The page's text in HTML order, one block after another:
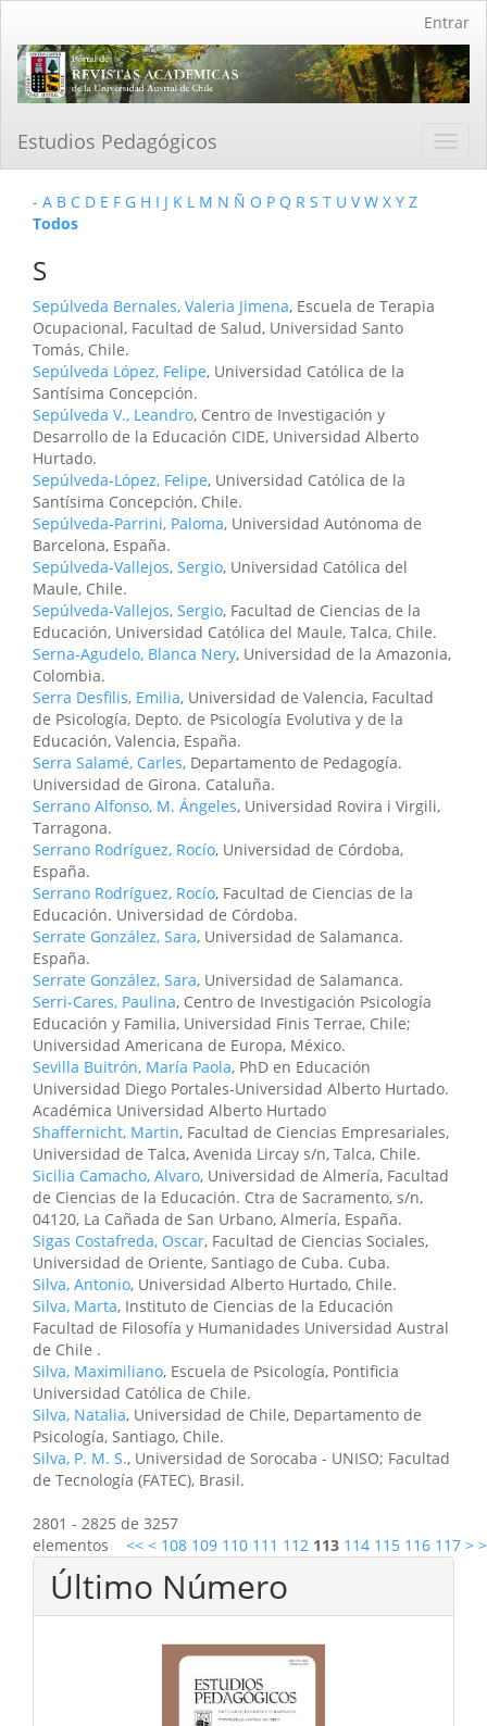
Contenido
principal
Barra
Entrar
Estudios Pedagógicos
- A B C D E F G H I J K L M N Ñ O P Q R S T U V W X Y Z
Todos
S
Sepúlveda Bernales, Valeria Jimena, Escuela de Terapia
Ocupacional, Facultad de Salud, Universidad Santo
Tomás, Chile.
Sepúlveda López, Felipe, Universidad Católica de la
Santísima Concepción.
Sepúlveda V., Leandro, Centro de Investigación y
Desarrollo de la Educación CIDE, Universidad Alberto
Hurtado.
Sepúlveda-López, Felipe, Universidad Católica de la
Santísima Concepción, Chile.
Sepúlveda-Parrini, Paloma, Universidad Autónoma de
Barcelona, España.
Sepúlveda-Vallejos, Sergio, Universidad Católica del
Maule, Chile.
Sepúlveda-Vallejos, Sergio, Facultad de Ciencias de la
Educación, Universidad Católica del Maule, Talca, Chile.
Serna-Agudelo, Blanca Nery, Universidad de la Amazonia,
Colombia.
Serra Desfilis, Emilia, Universidad de Valencia, Facultad
de Psicología, Depto. de Psicología Evolutiva y de la
Educación, Valencia, España.
Serra Salamé, Carles, Departamento de Pedagogía.
Universidad de Girona. Cataluña.
Serrano Alfonso, M. Ángeles, Universidad Rovira i Virgili,
Tarragona.
Serrano Rodríguez, Rocío, Universidad de Córdoba,
España.
Serrano Rodríguez, Rocío, Facultad de Ciencias de la
Educación. Universidad de Córdoba.
Serrate González, Sara, Universidad de Salamanca.
España.
Serrate González, Sara, Universidad de Salamanca.
Serri-Cares, Paulina, Centro de Investigación Psicología
Educación y Familia, Universidad Finis Terrae, Chile;
Universidad Americana de Europa, México.
Sevilla Buitrón, María Paola, PhD en Educación
Universidad Diego Portales-Universidad Alberto Hurtado.
Académica Universidad Alberto Hurtado
Shaffernicht, Martin, Facultad de Ciencias Empresariales,
Universidad de Talca, Avenida Lircay s/n, Talca, Chile.
Sicilia Camacho, Alvaro, Universidad de Almería, Facultad
de Ciencias de la Educación. Ctra de Sacramento, s/n,
04120, La Cañada de San Urbano, Almería, España.
Sigas Costafreda, Oscar, Facultad de Ciencias Sociales,
Universidad de Oriente, Santiago de Cuba. Cuba.
Silva, Antonio, Universidad Alberto Hurtado, Chile.
Silva, Marta, Instituto de Ciencias de la Educación
Facultad de Filosofía y Humanidades Universidad Austral
de Chile .
Silva, Maximiliano, Escuela de Psicología, Pontificia
Universidad Católica de Chile.
Silva, Natalia, Universidad de Chile, Departamento de
Psicología, Santiago, Chile.
Silva, P. M. S., Universidad de Sorocaba - UNISO; Facultad
de Tecnología (FATEC), Brasil.
2801 - 2825 de 3257
elementos << < 108 109 110 111 112 113 114 115 116 117 >
Último Número